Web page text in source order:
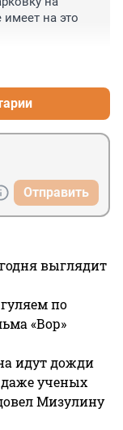
имеет на это
Отправить
выглядит
по
«Вор»
идут дожди
даже ученых
Мизулину